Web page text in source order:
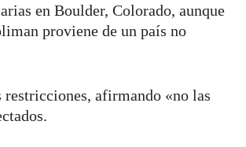
en Boulder, Colorado, aunque
proviene de un país no
afirmando «no las